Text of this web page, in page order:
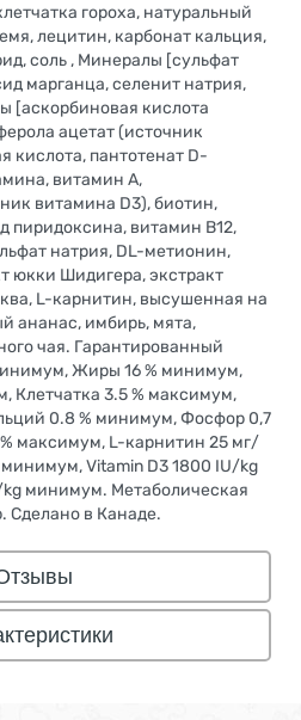
гороха, натуральный
лецитин, карбонат кальция,
соль , Минералы [сульфат
марганца, селенит натрия,
[аскорбиновая кислота
ацетат (источник
кислота, пантотенат D-
витамин А,
витамина D3), биотин,
пиридоксина, витамин B12,
натрия, DL-метионин,
юкки Шидигера, экстракт
L-карнитин, высушенная на
ананас, имбирь, мята,
чая. Гарантированный
Жиры 16 % минимум,
Клетчатка 3.5 % максимум,
0.8 % минимум, Фосфор 0,7
максимум, L-карнитин 25 мг/
Vitamin D3 1800 IU/kg
минимум. Метаболическая
Сделано в Канаде.